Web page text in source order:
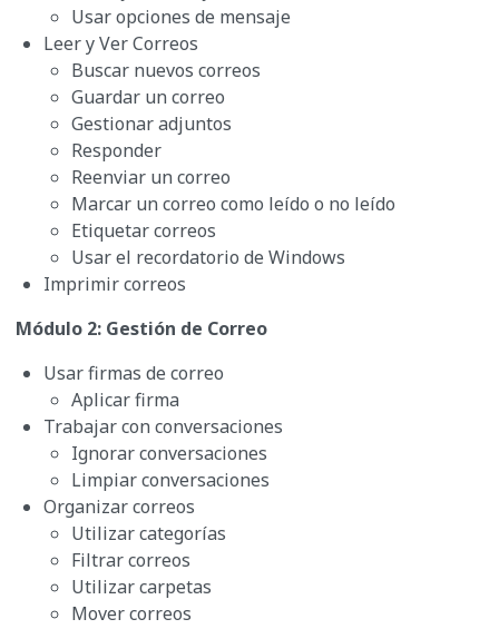
Usar opciones de mensaje
Leer y Ver Correos
Buscar nuevos correos
Guardar un correo
Gestionar adjuntos
Responder
Reenviar un correo
Marcar un correo como leído o no leído
Etiquetar correos
Usar el recordatorio de Windows
Imprimir correos
Módulo 2: Gestión de Correo
Usar firmas de correo
Aplicar firma
Trabajar con conversaciones
Ignorar conversaciones
Limpiar conversaciones
Organizar correos
Utilizar categorías
Filtrar correos
Utilizar carpetas
Mover correos